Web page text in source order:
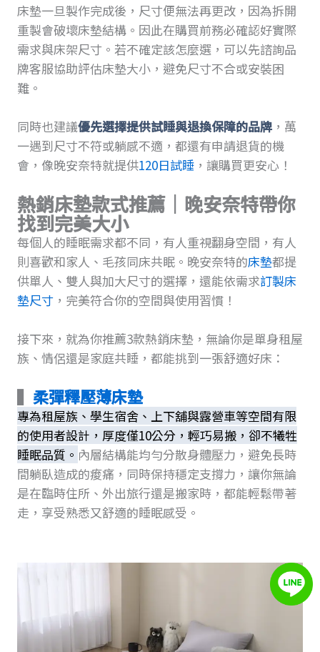
床墊一旦製作完成後，尺寸便無法再更改，因為拆開
重製會破壞床墊結構。因此在購買前務必確認好實際
需求與床架尺寸。若不確定該怎麼選，可以先諮詢品
牌客服協助評估床墊大小，避免尺寸不合或安裝困
難。
同時也建議優先選擇提供試睡與退換保障的品牌，萬
一遇到尺寸不符或躺感不適，都還有申請退貨的機
會，像晚安奈特就提供120日試睡，讓購買更安心！
熱銷床墊款式推薦｜晚安奈特帶你
找到完美大小
每個人的睡眠需求都不同，有人重視翻身空間，有人
則喜歡和家人、毛孩同床共眠。晚安奈特的床墊都提
供單人、雙人與加大尺寸的選擇，還能依需求訂製床
墊尺寸，完美符合你的空間與使用習慣！
接下來，就為你推薦3款熱銷床墊，無論你是單身租屋
族、情侶還是家庭共睡，都能挑到一張舒適好床：
▍ 柔彈釋壓薄床墊
專為租屋族、學生宿舍、上下舖與露營車等空間有限
的使用者設計，厚度僅10公分，輕巧易搬，卻不犧牲
睡眠品質。 內層結構能均勻分散身體壓力，避免長時
間躺臥造成的痠痛，同時保持穩定支撐力，讓你無論
是在臨時住所、外出旅行還是搬家時，都能輕鬆帶著
走，享受熟悉又舒適的睡眠感受。